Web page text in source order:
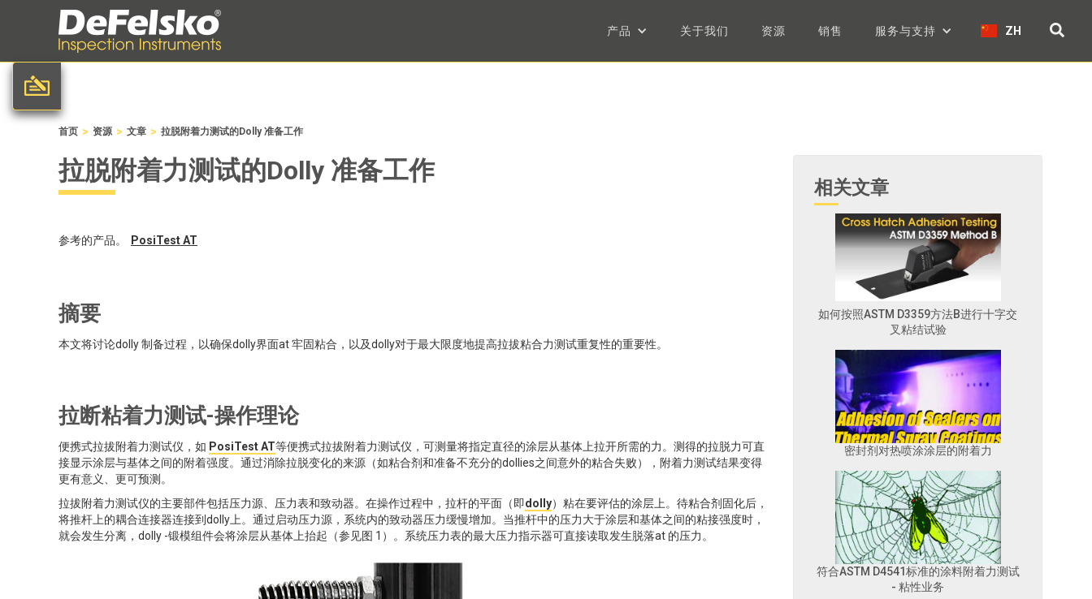
产品 关于我们 资源 销售 服务与支持 ZH
首页 > 资源 > 文章 > 拉脱附着力测试的Dolly 准备工作
拉脱附着力测试的Dolly 准备工作
参考的产品。 PosiTestAT
摘要
本文将讨论dolly 制备过程，以确保dolly界面at 牢固粘合，以及dolly对于最大限度地提高拉拔粘合力测试重复性的重要性。
拉断粘着力测试-操作理论
便携式拉拔附着力测试仪，如 PosiTest AT等便携式拉拔附着力测试仪，可测量将指定直径的涂层从基体上拉开所需的力。测得的拉脱力可直
接显示涂层与基体之间的附着强度。通过消除拉脱变化的来源（如粘合剂和准备不充分的dollies之间意外的粘合失败），附着力测试结果变得
更有意义、更可预测。
拉拔附着力测试仪的主要部件包括压力源、压力表和致动器。在操作过程中，拉杆的平面（即dolly）粘在要评估的涂层上。待粘合剂固化后，
将推杆上的耦合连接器连接到dolly上。通过启动压力源，系统内的致动器压力缓慢增加。当推杆中的压力大于涂层和基体之间的粘接强度时，
就会发生分离，dolly -锻模组件会将涂层从基体上抬起（参见图 1）。系统压力表的最大压力指示器可直接读取发生脱落at 的压力。
相关文章
如何按照ASTM D3359方法B进行十字交
叉粘结试验
密封剂对热喷涂涂层的附着力
符合ASTM D4541标准的涂料附着力测试
- 粘性业务